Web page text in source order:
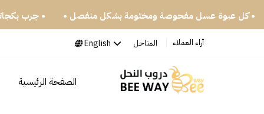
• كل عبوة عسل مفحوصة ومختومة بشكل
آراء العملاء المناحل English
الصفحة الرئيسية